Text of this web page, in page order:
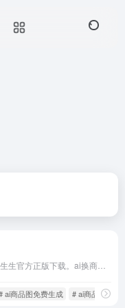
ai商品图免费生成 # ai商品图软件